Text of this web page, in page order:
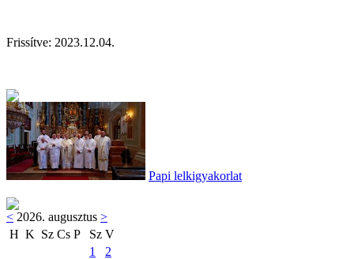
Frissítve: 2023.12.04.
Papi lelkigyakorlat
< 2026. augusztus >
H K Sz Cs P Sz V
1
2